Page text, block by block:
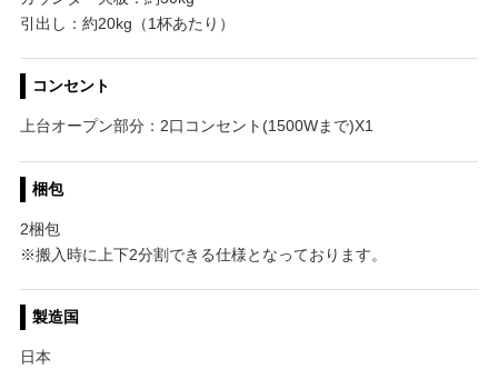
引出し：約20kg（1杯あたり）
コンセント
上台オープン部分：2口コンセント(1500Wまで)X1
梱包
2梱包
※搬入時に上下2分割できる仕様となっております。
製造国
日本